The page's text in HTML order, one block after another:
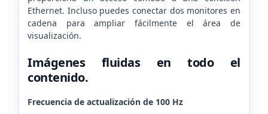
Ethernet. Incluso puedes conectar dos monitores en
cadena para ampliar fácilmente el área de
visualización.
Imágenes fluidas en todo el
contenido.
Frecuencia de actualización de 100 Hz